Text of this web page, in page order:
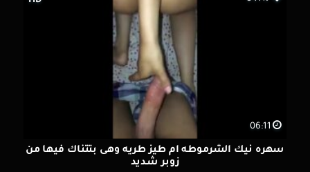
06:11
سهره نيك الشرموطه ام طيز طريه وهى بتتناك فيها من
زوبر شديد